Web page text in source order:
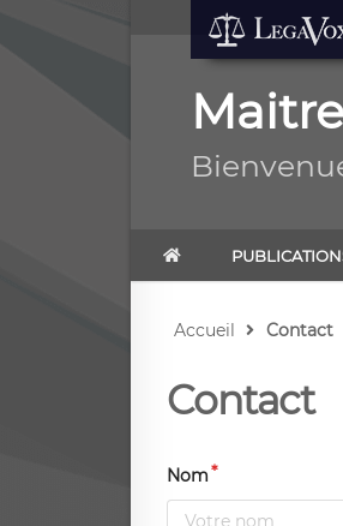
Accueil Contact
Contact
Nom